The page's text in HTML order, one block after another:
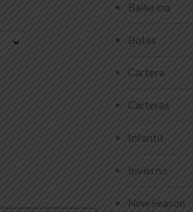
Ballerina
Botas
Cartera
Carteras
Infantil
Invierno
New Season